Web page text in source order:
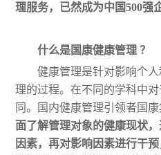
理服务，已然成为中国500强
什么是国康健康管理 ？
健康管理是针对影响个
理的过程。在不同的学科中
同。国内健康管理引领者国
面了解管理对象的健康现状
因素，再对影响因素进行干